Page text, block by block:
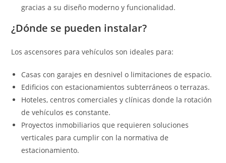
gracias a su diseño moderno y funcionalidad.
¿Dónde se pueden instalar?
Los ascensores para vehículos son ideales para:
Casas con garajes en desnivel o limitaciones de espacio.
Edificios con estacionamientos subterráneos o terrazas.
Hoteles, centros comerciales y clínicas donde la rotación
de vehículos es constante.
Proyectos inmobiliarios que requieren soluciones
verticales para cumplir con la normativa de
estacionamiento.